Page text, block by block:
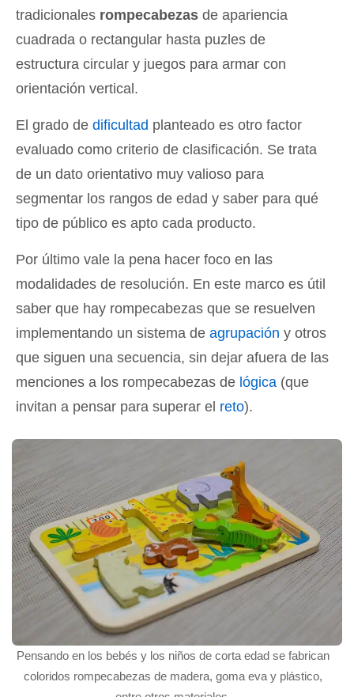
tradicionales rompecabezas de apariencia
cuadrada o rectangular hasta puzles de
estructura circular y juegos para armar con
orientación vertical.
El grado de dificultad planteado es otro factor
evaluado como criterio de clasificación. Se trata
de un dato orientativo muy valioso para
segmentar los rangos de edad y saber para qué
tipo de público es apto cada producto.
Por último vale la pena hacer foco en las
modalidades de resolución. En este marco es útil
saber que hay rompecabezas que se resuelven
implementando un sistema de agrupación y otros
que siguen una secuencia, sin dejar afuera de las
menciones a los rompecabezas de lógica (que
invitan a pensar para superar el reto).
Pensando en los bebés y los niños de corta edad se fabrican
coloridos rompecabezas de madera, goma eva y plástico,